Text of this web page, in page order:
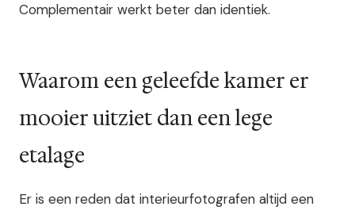
Complementair werkt beter dan identiek.
Waarom een geleefde kamer er
mooier uitziet dan een lege
etalage
Er is een reden dat interieurfotografen altijd een